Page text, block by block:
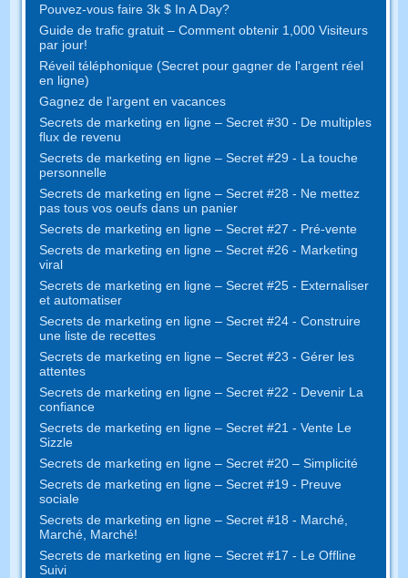
Pouvez-vous faire 3k $ In A Day?
Guide de trafic gratuit – Comment obtenir 1,000 Visiteurs
par jour!
Réveil téléphonique (Secret pour gagner de l'argent réel
en ligne)
Gagnez de l'argent en vacances
Secrets de marketing en ligne – Secret #30 - De multiples
flux de revenu
Secrets de marketing en ligne – Secret #29 - La touche
personnelle
Secrets de marketing en ligne – Secret #28 - Ne mettez
pas tous vos oeufs dans un panier
Secrets de marketing en ligne – Secret #27 - Pré-vente
Secrets de marketing en ligne – Secret #26 - Marketing
viral
Secrets de marketing en ligne – Secret #25 - Externaliser
et automatiser
Secrets de marketing en ligne – Secret #24 - Construire
une liste de recettes
Secrets de marketing en ligne – Secret #23 - Gérer les
attentes
Secrets de marketing en ligne – Secret #22 - Devenir La
confiance
Secrets de marketing en ligne – Secret #21 - Vente Le
Sizzle
Secrets de marketing en ligne – Secret #20 – Simplicité
Secrets de marketing en ligne – Secret #19 - Preuve
sociale
Secrets de marketing en ligne – Secret #18 - Marché,
Marché, Marché!
Secrets de marketing en ligne – Secret #17 - Le Offline
Suivi